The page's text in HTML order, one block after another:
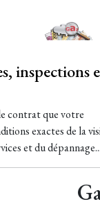
inspections
contrat que votre
exactes de la
et du